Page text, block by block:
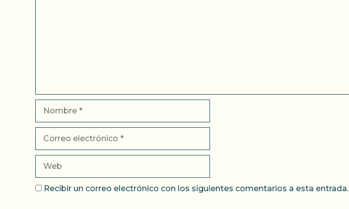
Recibir un correo electrónico con los siguientes comentarios a esta entrada.